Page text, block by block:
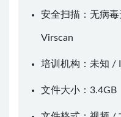
安全扫描：无病
Virscan
培训机构：未知 /
文件大小：3.4GB